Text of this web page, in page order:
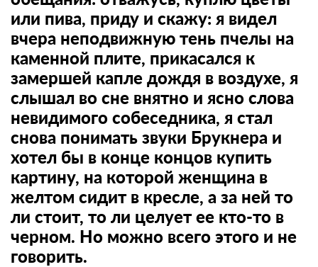
или пива, приду и скажу: я видел
вчера неподвижную тень пчелы на
каменной плите, прикасался к
замершей капле дождя в воздухе, я
слышал во сне внятно и ясно слова
невидимого собеседника, я стал
снова понимать звуки Брукнера и
хотел бы в конце концов купить
картину, на которой женщина в
желтом сидит в кресле, а за ней то
ли стоит, то ли целует ее кто-то в
черном. Но можно всего этого и не
говорить.